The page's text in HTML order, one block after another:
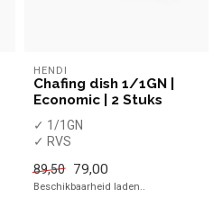
HENDI
Chafing dish 1/1GN |
Economic | 2 Stuks
✓ 1/1GN
✓ RVS
brandpastahouders
✓ Set van 2 stuks
89,50 79,00
Beschikbaarheid laden..